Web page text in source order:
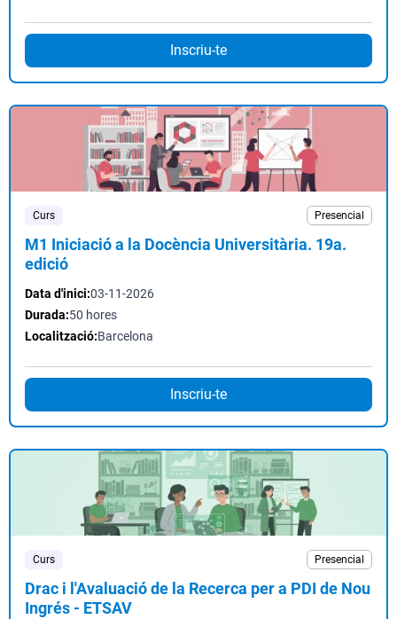
Inscriu-te
Curs Presencial
M1 Iniciació a la Docència Universitària. 19a.
edició
Data d'inici:03-11-2026
Durada:50 hores
Localització:Barcelona
Inscriu-te
Curs Presencial
Drac i l'Avaluació de la Recerca per a PDI de Nou
Ingrés - ETSAV